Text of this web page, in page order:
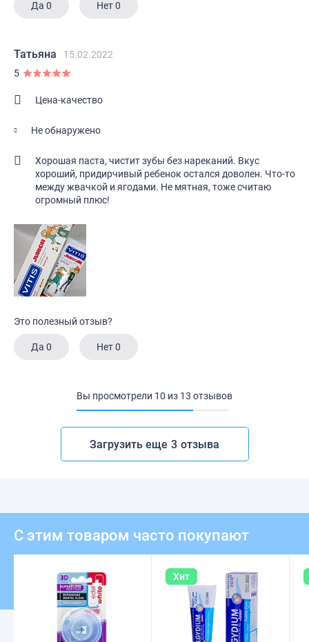
Да 0 Нет0
Татьяна
15.02.2022
5
Цена-качество
Не обнаружено
Хорошая паста, чистит зубы без нареканий. Вкус
хороший, придирчивый ребенок остался доволен. Что-то
между жвачкой и ягодами. Не мятная, тоже считаю
огромный плюс!
Это полезный отзыв?
Да 0 Нет0
Вы просмотрели 10 из 13 отзывов
Загрузить еще 3 отзыва
С этим товаром часто покупают
Хит